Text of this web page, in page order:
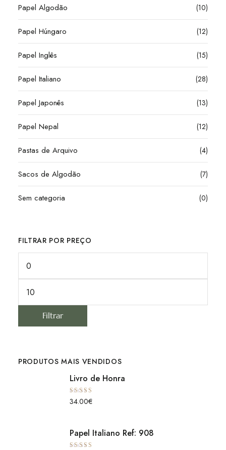
Papel Algodão (10)
Papel Húngaro (12)
Papel Inglês (15)
Papel Italiano (28)
Papel Japonês (13)
Papel Nepal (12)
Pastas de Arquivo (4)
Sacos de Algodão (7)
Sem categoria (0)
FILTRAR POR PREÇO
Filtrar
PRODUTOS MAIS VENDIDOS
Livro de Honra
Avaliação
5.00de 5
34.00€
Papel Italiano Ref: 908